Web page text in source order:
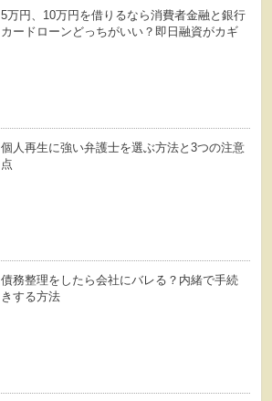
5万円、10万円を借りるなら消費者金融と銀行
カードローンどっちがいい？即日融資がカギ
個人再生に強い弁護士を選ぶ方法と3つの注意
点
債務整理をしたら会社にバレる？内緒で手続
きする方法